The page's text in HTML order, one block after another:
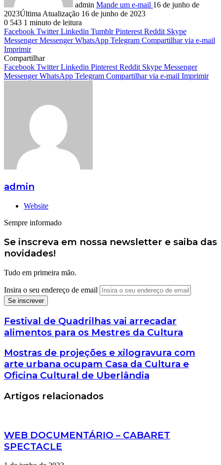
admin Mande um e-mail 16 de junho de
2023Última Atualização 16 de junho de 2023
0 543 1 minuto de leitura
Facebook Twitter Linkedin Tumblr Pinterest Reddit Skype
Messenger Messenger WhatsApp Telegram Compartilhar via e-mail
Imprimir
Compartilhar
Facebook Twitter Linkedin Pinterest Reddit Skype Messenger
Messenger WhatsApp Telegram Compartilhar via e-mail Imprimir
admin
Website
Sempre informado
Se inscreva em nossa newsletter e saiba das
novidades!
Tudo em primeira mão.
Insira o seu endereço de email
Festival de Quadrilhas vai arrecadar
alimentos para os Mestres da Cultura
Mostras de projeções e xilogravura com
arte urbana ocupam Casa da Cultura e
Oficina Cultural de Uberlândia
Artigos relacionados
WEB DOCUMENTÁRIO – CABARET
SPECTACLE